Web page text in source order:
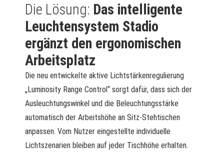
Die Lösung: Das intelligente
Leuchtensystem Stadio
ergänzt den ergonomischen
Arbeitsplatz
Die neu entwickelte aktive Lichtstärkenregulierung
„Luminosity Range Control“ sorgt dafür, dass sich der
Ausleuchtungswinkel und die Beleuchtungsstärke
automatisch der Arbeitshöhe an Sitz-Stehtischen
anpassen. Vom Nutzer eingestellte individuelle
Lichtszenarien bleiben auf jeder Tischhöhe erhalten.